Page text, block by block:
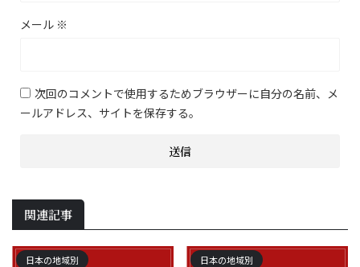
メール ※
次回のコメントで使用するためブラウザーに自分の名前、メ
ールアドレス、サイトを保存する。
関連記事
日本の地域別 日本の地域別